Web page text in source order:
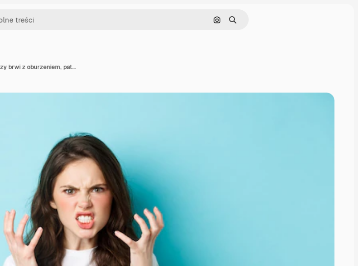
Szukaj według obrazu
Szukaj
Wściekła i wkurzona brunetka ściska ręce i marszczy brwi z oburzeniem, patrzy z nienawiścią, stoi wściekła i agresywna na niebieskim tle.